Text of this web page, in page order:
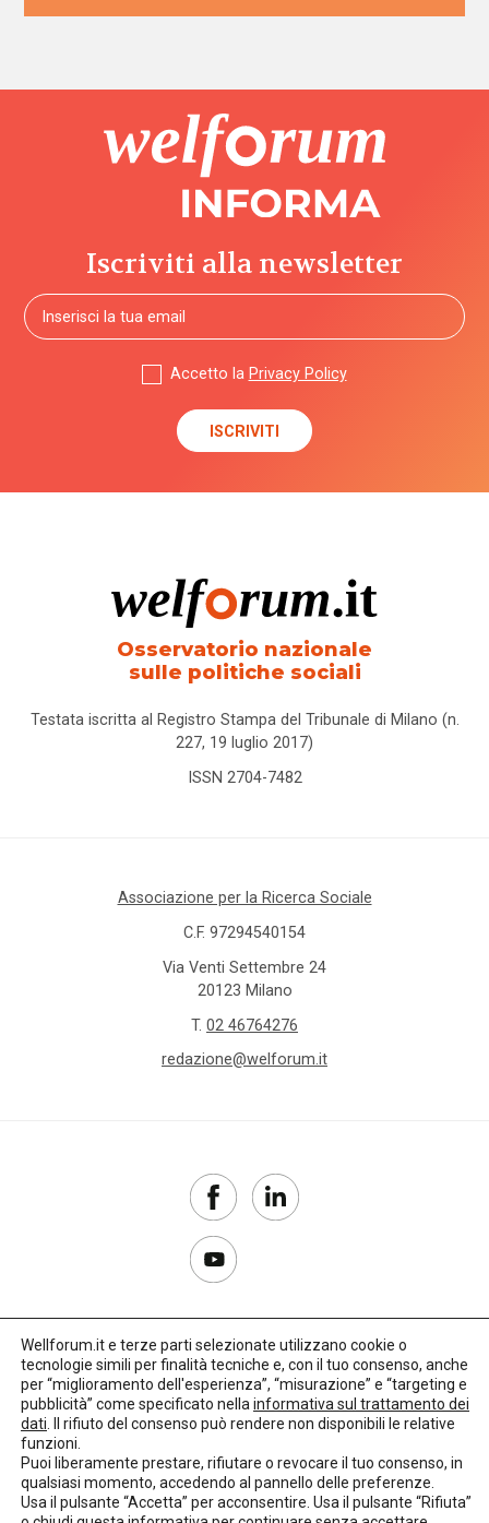
Iscriviti alla newsletter
Accetto la Privacy Policy
Osservatorio nazionale
sulle politiche sociali
Testata iscritta al Registro Stampa del Tribunale di Milano (n.
227, 19 luglio 2017)
ISSN 2704-7482
Associazione per la Ricerca Sociale
C.F. 97294540154
Via Venti Settembre 24
20123 Milano
T. 02 46764276
redazione@welforum.it
Copyright 2017–2026
Privacy Policy
Credits: LO Studio
Wellforum.it e terze parti selezionate utilizzano cookie o
tecnologie simili per finalità tecniche e, con il tuo consenso, anche
per “miglioramento dell'esperienza”, “misurazione” e “targeting e
pubblicità” come specificato nella informativa sul trattamento dei
dati . Il rifiuto del consenso può rendere non disponibili le relative
funzioni.
Puoi liberamente prestare, rifiutare o revocare il tuo consenso, in
qualsiasi momento, accedendo al pannello delle preferenze.
Usa il pulsante “Accetta” per acconsentire. Usa il pulsante “Rifiuta”